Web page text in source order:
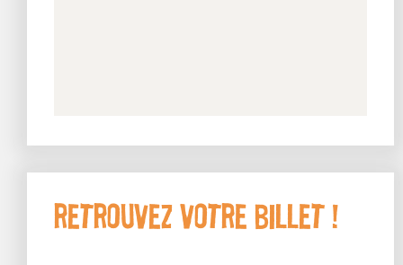
Retrouvez votre billet !